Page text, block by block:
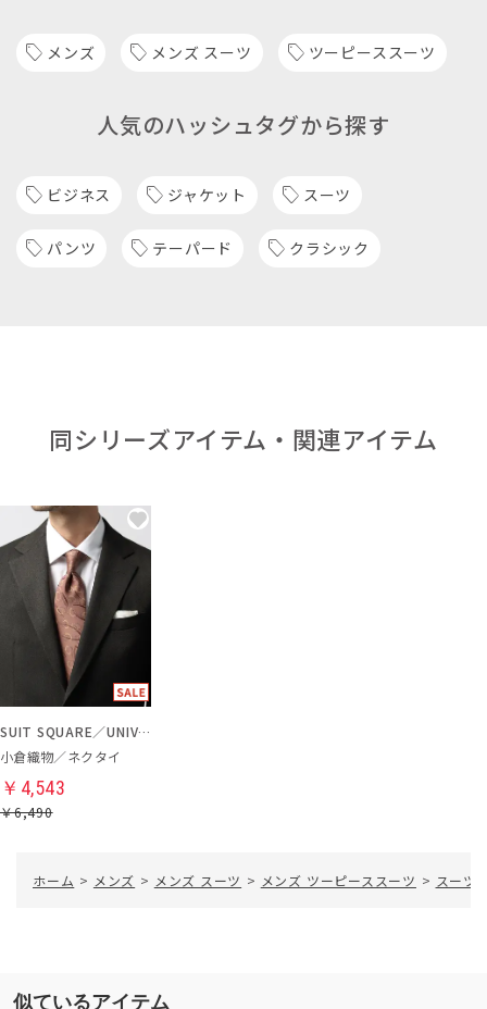
メンズ メンズ スーツ ツーピーススーツ
人気のハッシュタグから探す
ビジネス ジャケット スーツ
パンツ テーパード クラシック
同シリーズアイテム・関連アイテム
SUIT SQUARE／UNIVERSAL LANGUAGE
小倉織物／ネクタイ
￥4,543
￥6,490
ホーム > メンズ > メンズ スーツ > メンズ ツーピーススーツ > スーツ